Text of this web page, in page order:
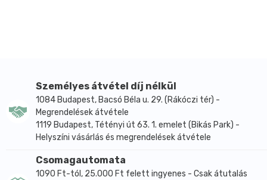
Személyes átvétel díj nélkül
1084 Budapest, Bacsó Béla u. 29. (Rákóczi tér) -
Megrendelések átvétele
1119 Budapest, Tétényi út 63. 1. emelet (Bikás Park) -
Helyszíni vásárlás és megrendelések átvétele
Csomagautomata
1090 Ft-tól, 25.000 Ft felett ingyenes - Csak átutalás